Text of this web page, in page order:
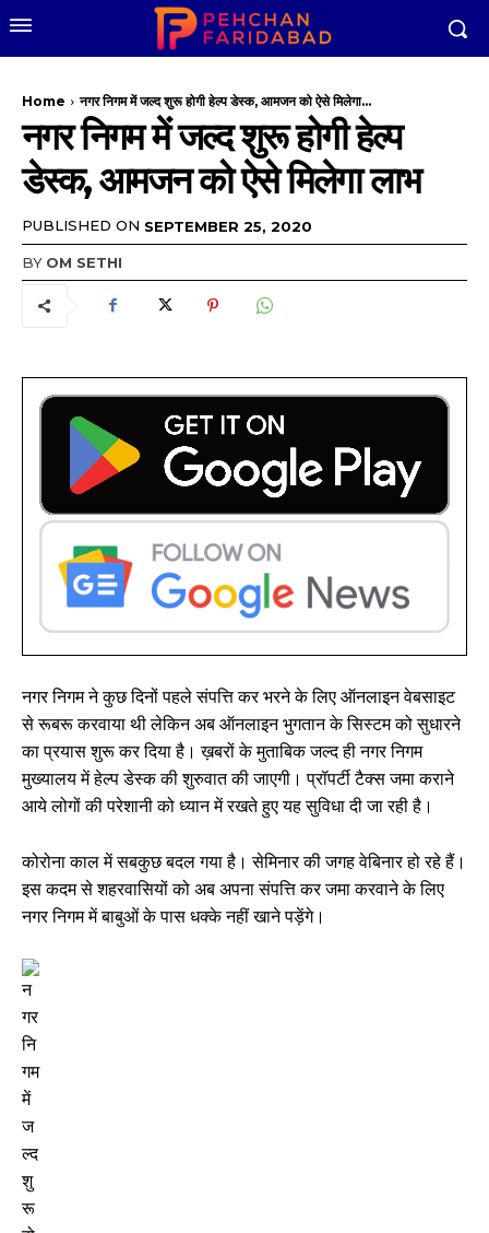
Home नगर निगम में जल्द शुरू होगी हेल्प डेस्क, आमजन को ऐसे मिलेगा...
नगर निगम में जल्द शुरू होगी हेल्प
डेस्क, आमजन को ऐसे मिलेगा लाभ
PUBLISHED ON SEPTEMBER 25, 2020
BY OM SETHI
नगर निगम ने कुछ दिनों पहले संपत्ति कर भरने के लिए ऑनलाइन वेबसाइट
से रूबरू करवाया थी लेकिन अब ऑनलाइन भुगतान के सिस्टम को सुधारने
का प्रयास शुरू कर दिया है। ख़बरों के मुताबिक जल्द ही नगर निगम
मुख्यालय में हेल्प डेस्क की शुरुवात की जाएगी। प्रॉपर्टी टैक्स जमा कराने
आये लोगों की परेशानी को ध्यान में रखते हुए यह सुविधा दी जा रही है।
कोरोना काल में सबकुछ बदल गया है। सेमिनार की जगह वेबिनार हो रहे हैं।
इस कदम से शहरवासियों को अब अपना संपत्ति कर जमा करवाने के लिए
नगर निगम में बाबुओं के पास धक्के नहीं खाने पड़ेंगे।